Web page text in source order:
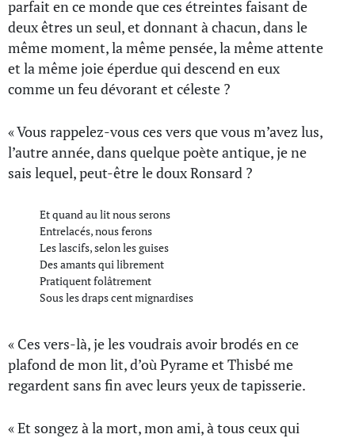
parfait en ce monde que ces étreintes faisant de
deux êtres un seul, et donnant à chacun, dans le
même moment, la même pensée, la même attente
et la même joie éperdue qui descend en eux
comme un feu dévorant et céleste ?
« Vous rappelez-vous ces vers que vous m’avez lus,
l’autre année, dans quelque poète antique, je ne
sais lequel, peut-être le doux Ronsard ?
Et quand au lit nous serons
Entrelacés, nous ferons
Les lascifs, selon les guises
Des amants qui librement
Pratiquent folâtrement
Sous les draps cent mignardises
« Ces vers-là, je les voudrais avoir brodés en ce
plafond de mon lit, d’où Pyrame et Thisbé me
regardent sans fin avec leurs yeux de tapisserie.
« Et songez à la mort, mon ami, à tous ceux qui